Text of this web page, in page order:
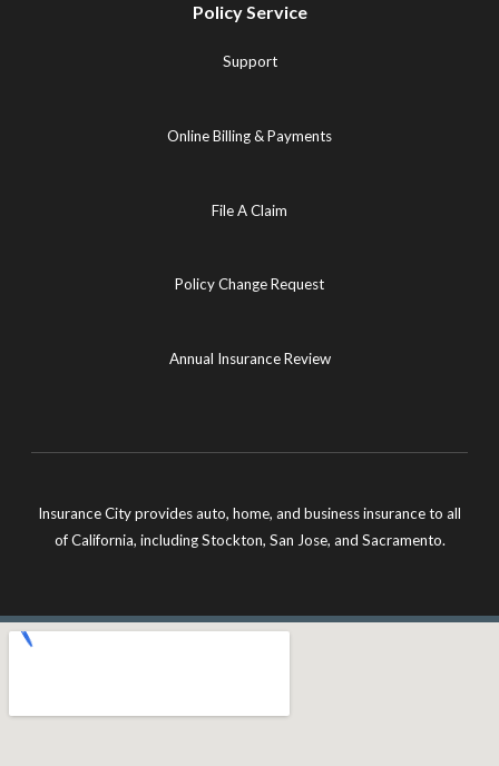
Policy Service
Support
Online Billing & Payments
File A Claim
Policy Change Request
Annual Insurance Review
Insurance City provides auto, home, and business insurance to all
of California, including Stockton, San Jose, and Sacramento.